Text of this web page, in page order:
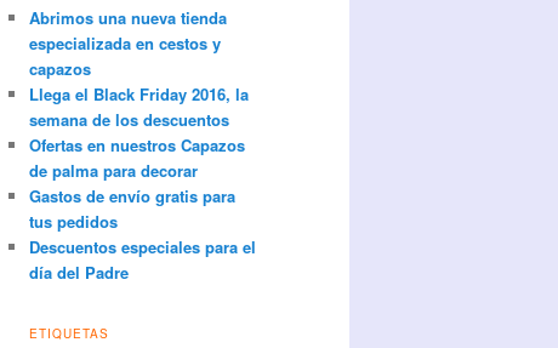
Abrimos una nueva tienda
especializada en cestos y
capazos
Llega el Black Friday 2016, la
semana de los descuentos
Ofertas en nuestros Capazos
de palma para decorar
Gastos de envío gratis para
tus pedidos
Descuentos especiales para el
día del Padre
ETIQUETAS